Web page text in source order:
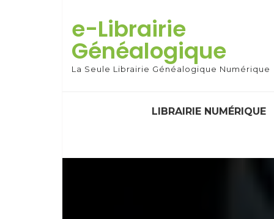
content
e-Librairie
Généalogique
La Seule Librairie Généalogique Numérique
LIBRAIRIE NUMÉRIQUE